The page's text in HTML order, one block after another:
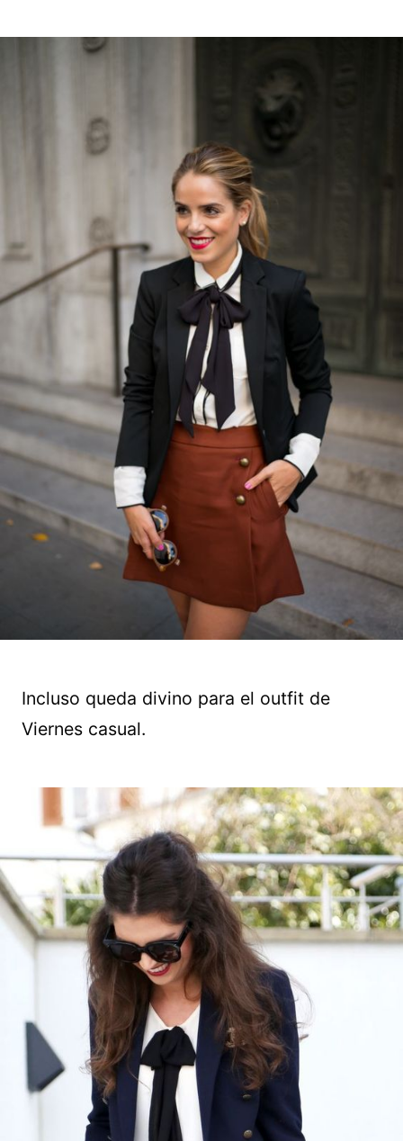
Incluso queda divino para el outfit de
Viernes casual.